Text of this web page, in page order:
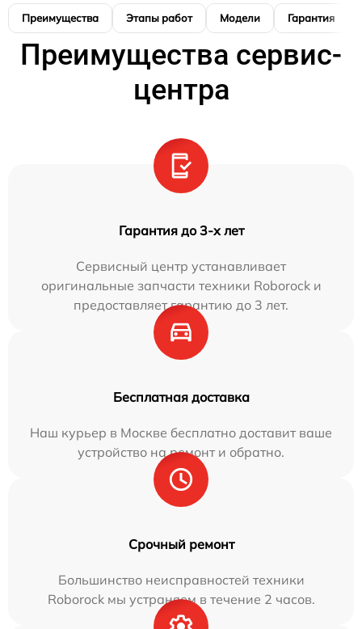
Преимущества Этапы работ Модели Гарантия
Преимущества сервис-
центра
Гарантия до 3-х лет
Сервисный центр устанавливает
оригинальные запчасти техники Roborock и
предоставляет гарантию до 3 лет.
Бесплатная доставка
Наш курьер в Москве бесплатно доставит ваше
устройство на ремонт и обратно.
Срочный ремонт
Большинство неисправностей техники
Roborock мы устраняем в течение 2 часов.